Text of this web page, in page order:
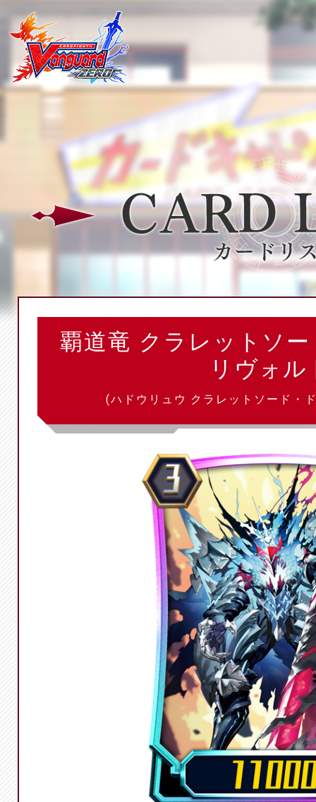
覇道竜 クラレットソ
リヴォル
(ハドウリュウ クラレットソード・